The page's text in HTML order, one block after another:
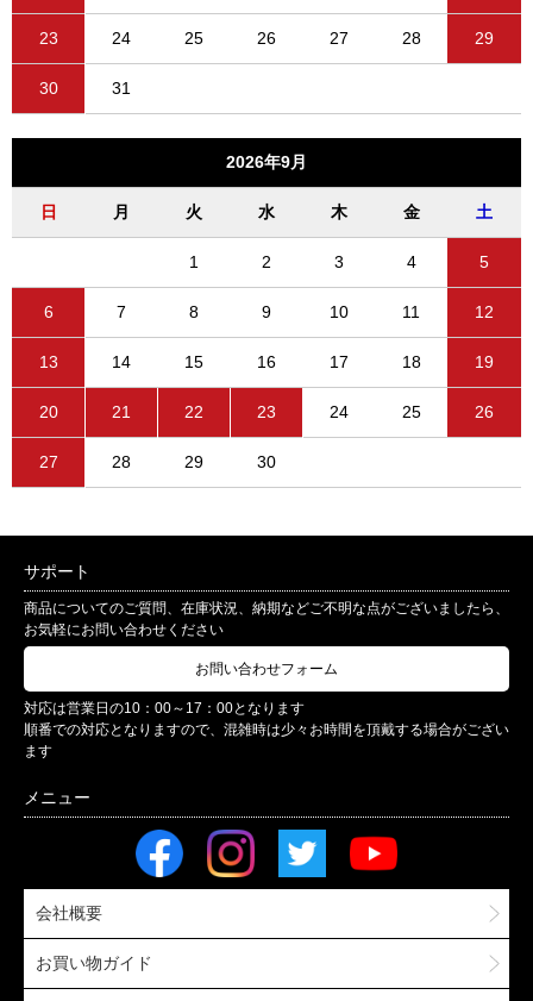
23 24 25 26 27 28 29
30 31
2026年9月
日 月 火 水 木 金 土
1 2 3 4 5
6 7 8 9 10 11 12
13 14 15 16 17 18 19
20 21 22 23 24 25 26
27 28 29 30
サポート
商品についてのご質問、在庫状況、納期などご不明な点がございましたら、
お気軽にお問い合わせください
お問い合わせフォーム
対応は営業日の10：00～17：00となります
順番での対応となりますので、混雑時は少々お時間を頂戴する場合がござい
ます
会社概要
お買い物ガイド